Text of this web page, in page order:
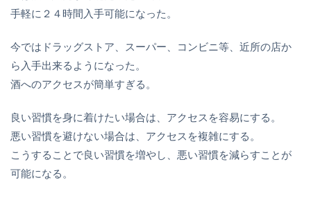
手軽に２４時間入手可能になった。
今ではドラッグストア、スーパー、コンビニ等、近所の店か
ら入手出来るようになった。
酒へのアクセスが簡単すぎる。
良い習慣を身に着けたい場合は、アクセスを容易にする。
悪い習慣を避けない場合は、アクセスを複雑にする。
こうすることで良い習慣を増やし、悪い習慣を減らすことが
可能になる。